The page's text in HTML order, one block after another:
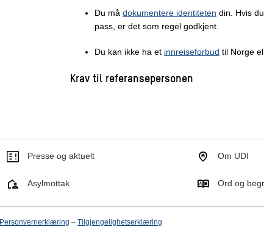
Du må dokumentere identiteten din. Hvis
pass, er det som regel godkjent.
Du kan ikke ha et innreiseforbud til Norge
Krav til referansepersonen
Presse og aktuelt Om UDI
Asylmottak Ord og
Personvernerklæring – Tilgjengelighetserklæring